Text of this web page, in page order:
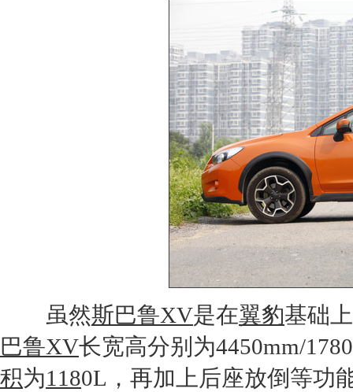
虽然斯巴鲁XV是在翼豹基础
巴鲁XV长宽高分别为4450mm/
积为1180L，再加上后座放倒等功